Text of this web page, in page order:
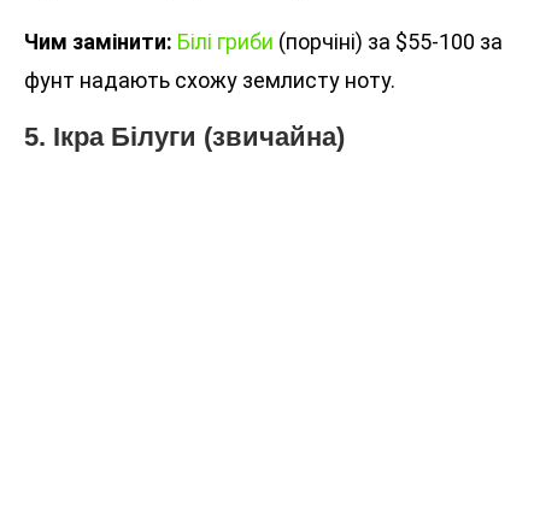
Чим замінити: Білі гриби (порчіні) за $55-100 за
фунт надають схожу землисту ноту.
5. Ікра Білуги (звичайна)